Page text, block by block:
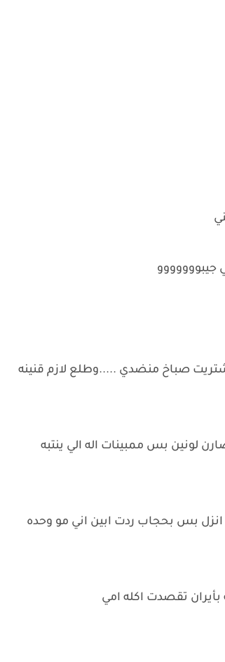
صباخ منضدي .....وطلع لازم قنينه
لونين بس ممبينات اله الي ينتبه
بس بحجاب ردت ابين اني مو وحده
تقصدت اكله امي